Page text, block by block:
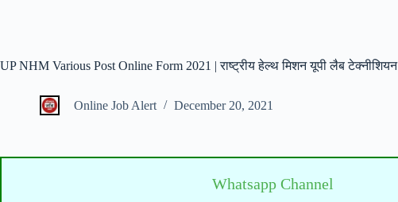
UP NHM Various Post Online Form 2021 | राष्ट्रीय हेल्थ मिशन यूपी लैब टेक्नीशियन
Online Job Alert December 20, 2021
Whatsapp Channel